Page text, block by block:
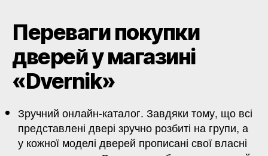
Переваги покупки
дверей у магазині
«Dvernik»
Зручний онлайн-каталог. Завдяки тому, що всі
представлені двері зручно розбиті на групи, а
у кожної моделі дверей прописані свої власні